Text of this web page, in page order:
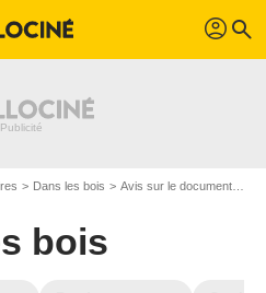
profil search
Dans les bois Avis sur le documentaire Dans les bois
bois